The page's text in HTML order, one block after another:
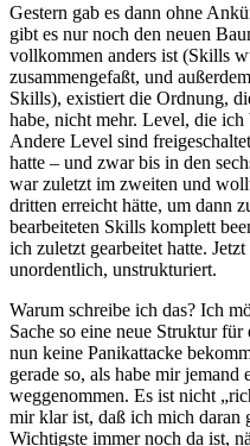
Gestern gab es dann ohne
gibt es nur noch den neuen
vollkommen anders ist (Skills
zusammengefaßt, und
Skills), existiert die Ordnung,
habe, nicht mehr. Level, die ich
Andere Level sind
hatte – und zwar bis in den
war zuletzt im zweiten und
dritten erreicht hätte, um dann
bearbeiteten Skills komplett
ich zuletzt gearbeitet hatte.
unordentlich, unstrukturiert.
Warum schreibe ich das? Ich
Sache so eine neue Struktur
nun keine Panikattacke
gerade so, als habe mir jemand
weggenommen. Es ist nicht
mir klar ist, daß ich mich daran
Wichtigste immer noch da ist,